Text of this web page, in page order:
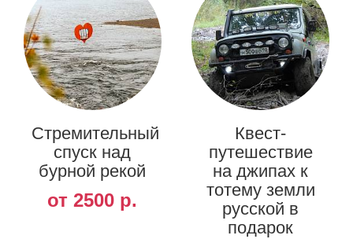
Стремительный
спуск над
бурной рекой
от 2500 р.
Квест-
путешествие
на джипах к
тотему земли
русской в
подарок